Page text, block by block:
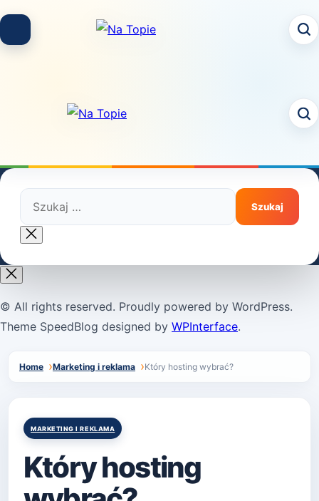
content
Szukaj:
Close
search
© All rights reserved. Proudly powered by WordPress.
Theme SpeedBlog designed by WPInterface.
Home Marketing i reklama Który hosting wybrać?
Posted
MARKETING I REKLAMA
Który hosting